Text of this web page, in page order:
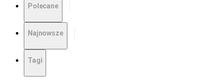
Polecane
Najnowsze
Tagi